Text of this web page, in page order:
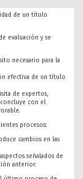
de un título
evaluación y se
necesario para la
efectiva de un título
de expertos,
con el
procesos:
cambios en las
señalados de
anterior.